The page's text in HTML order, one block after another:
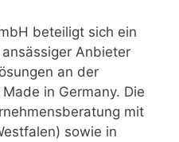
beteiligt sich ein
Anbieter
an der
in Germany. Die
mit
sowie in